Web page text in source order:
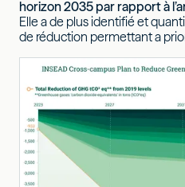
horizon 2035 par rapport à
Elle a de plus identifié et
de réduction permettant a